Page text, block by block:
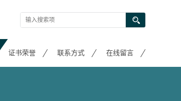
证书荣誉 联系方式 在线留言